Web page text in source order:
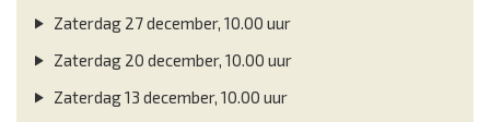
Zaterdag 27 december, 10.00 uur
Zaterdag 20 december, 10.00 uur
Zaterdag 13 december, 10.00 uur